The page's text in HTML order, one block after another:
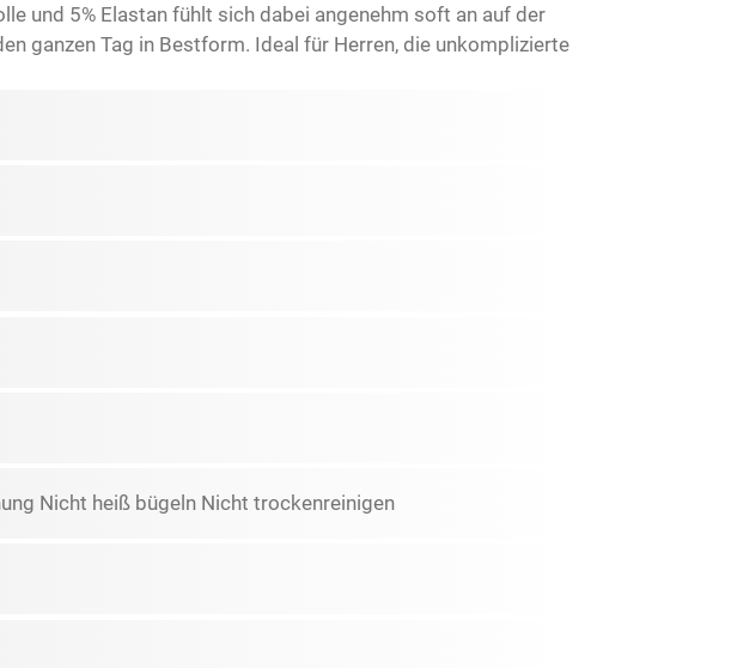
und 5% Elastan fühlt sich dabei angenehm soft an auf der
ganzen Tag in Bestform. Ideal für Herren, die unkomplizierte
Nicht heiß bügeln Nicht trockenreinigen